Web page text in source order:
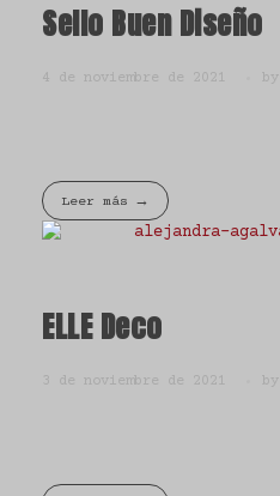
Sello Buen Diseño
4 de noviembre de 2021 by
Leer más
ELLE Deco
3 de noviembre de 2021 by